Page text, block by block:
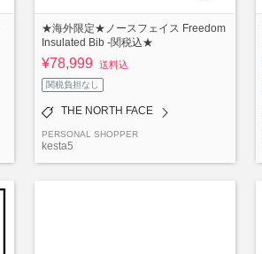
★海外限定★ノースフェイス Freedom
Insulated Bib -関税込★
¥78,999 送料込
関税負担なし
THE NORTH FACE
PERSONAL SHOPPER
kesta5